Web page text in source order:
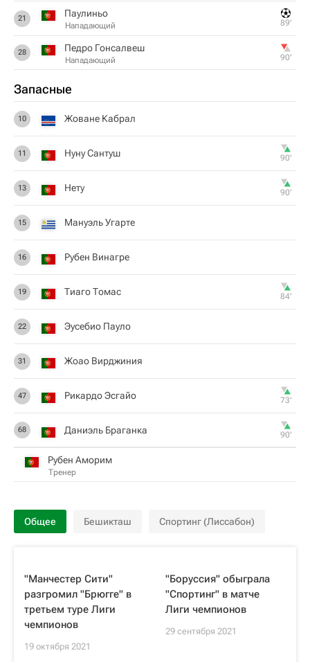
21 Паулиньо
Нападающий 89‎’‎
28 Педро Гонсалвеш
Нападающий 90‎’‎
Запасные
10 Жоване Кабрал
11 Нуну Сантуш 90‎’‎
13 Нету 90‎’‎
15 Мануэль Угарте
16 Рубен Винагре
19 Тиаго Томас 84‎’‎
22 Эусебио Пауло
31 Жоао Вирджиния
47 Рикардо Эсгайо 73‎’‎
68 Даниэль Браганка 90‎’‎
Рубен Аморим
Тренер
Общее Бешикташ Спортинг (Лиссабон)
"Манчестер Сити"
разгромил "Брюгге" в
третьем туре Лиги
чемпионов
19 октября 2021
"Боруссия" обыграла
"Спортинг" в матче
Лиги чемпионов
29 сентября 2021